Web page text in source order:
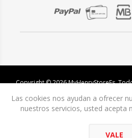
Copyright © 2026 MyHenryStoreEs.
Las cookies nos ayudan a ofrecer
nuestros servicios, usted acepta
VALE